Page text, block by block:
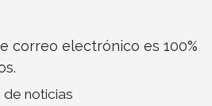
correo electrónico es 100%
noticias